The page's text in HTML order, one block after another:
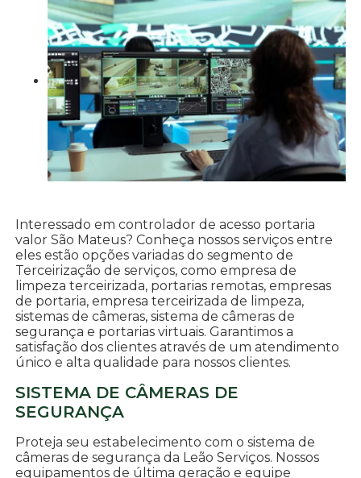
Interessado em controlador de acesso portaria
valor São Mateus? Conheça nossos serviços entre
eles estão opções variadas do segmento de
Terceirização de serviços, como empresa de
limpeza terceirizada, portarias remotas, empresas
de portaria, empresa terceirizada de limpeza,
sistemas de câmeras, sistema de câmeras de
segurança e portarias virtuais. Garantimos a
satisfação dos clientes através de um atendimento
único e alta qualidade para nossos clientes.
SISTEMA DE CÂMERAS DE
SEGURANÇA
Proteja seu estabelecimento com o sistema de
câmeras de segurança da Leão Serviços. Nossos
equipamentos de última geração e equipe